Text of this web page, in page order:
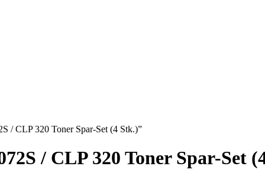
/ CLP 320 Toner Spar-Set (4 Stk.)”
/ CLP 320 Toner Spar-Set